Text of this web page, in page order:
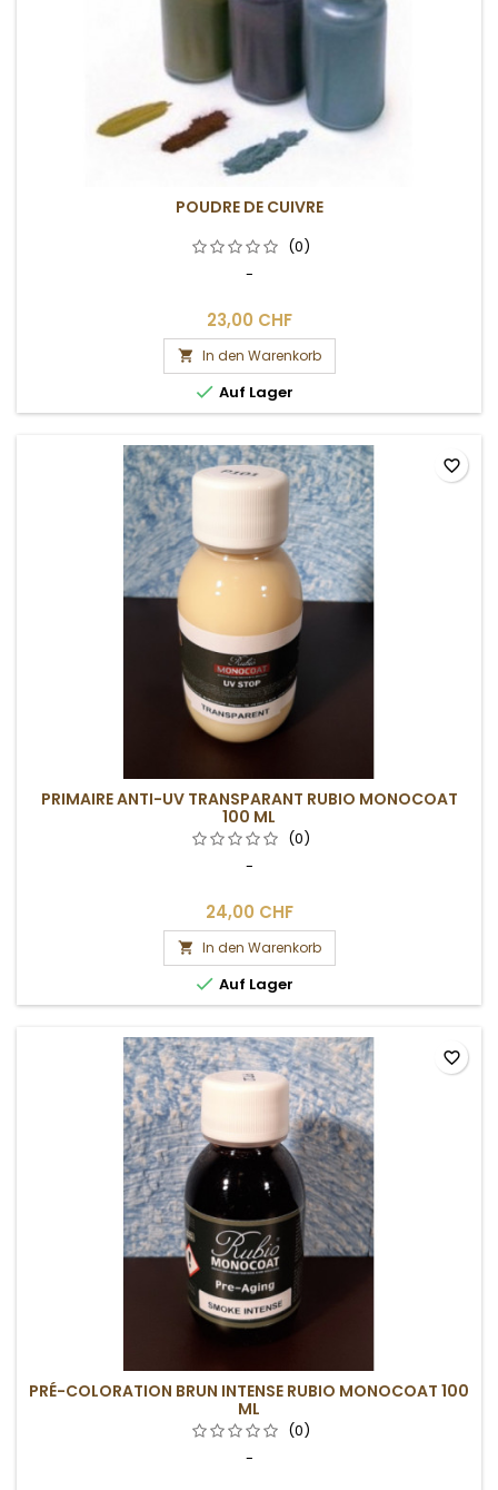
POUDRE DE CUIVRE
(0)
-
23,00 CHF
 In den Warenkorb
 Auf Lager
PRIMAIRE ANTI-UV TRANSPARANT RUBIO MONOCOAT
100 ML
(0)
-
24,00 CHF
 In den Warenkorb
 Auf Lager
favorite_border
PRÉ-COLORATION BRUN INTENSE RUBIO MONOCOAT 100
ML
(0)
-
favorite_border